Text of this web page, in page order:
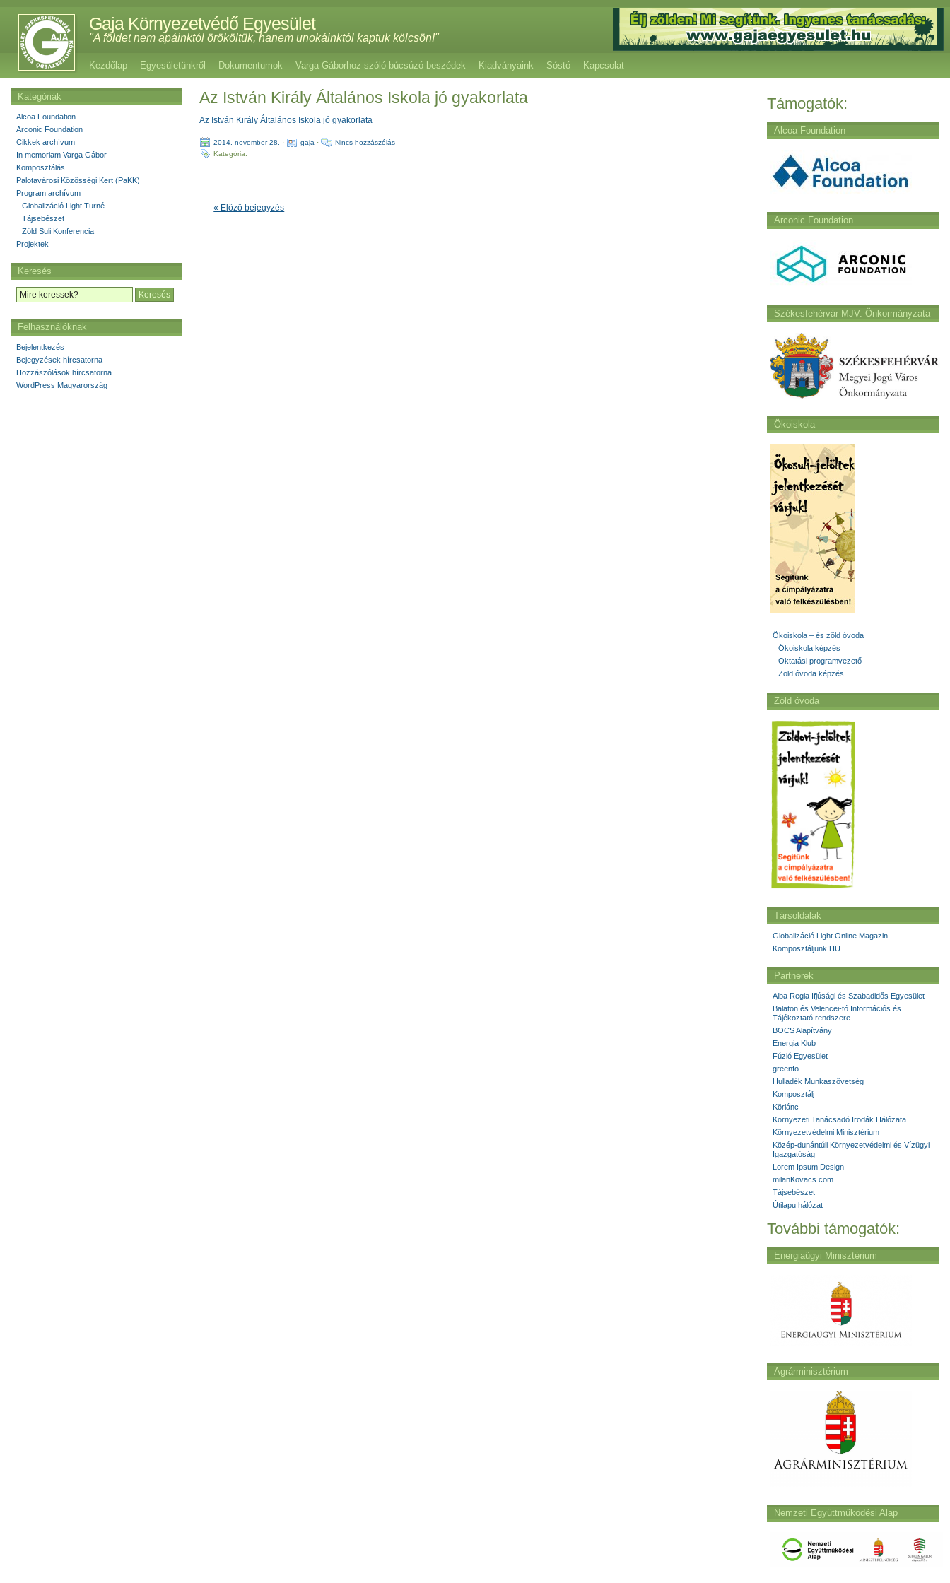
Gaja Környezetvédő Egyesület
"A földet nem apáinktól örököltük, hanem unokáinktól kaptuk kölcsön!"
Kezdőlap Egyesületünkről Dokumentumok Varga Gáborhoz szóló búcsúzó beszédek Kiadványaink Sóstó Kapcsolat
Az István Király Általános Iskola jó gyakorlata
Az István Király Általános Iskola jó gyakorlata
2014. november 28. · gaja ·
Nincs hozzászólás
Kategória:
« Előző bejegyzés
Támogatók:
Alcoa Foundation
Arconic Foundation
Székesfehérvár MJV. Önkormányzata
Ökoiskola
Ökoiskola – és zöld óvoda
Ökoiskola képzés
Oktatási programvezető
Zöld óvoda képzés
Zöld óvoda
Társoldalak
Globalizáció Light Online Magazin
Komposztáljunk!HU
Partnerek
Alba Regia Ifjúsági és Szabadidős Egyesület
Balaton és Velencei-tó Információs és
Tájékoztató rendszere
BOCS Alapítvány
Energia Klub
Fúzió Egyesület
greenfo
Hulladék Munkaszövetség
Komposztálj
Körlánc
Környezeti Tanácsadó Irodák Hálózata
Környezetvédelmi Minisztérium
Közép-dunántúli Környezetvédelmi és Vízügyi
Igazgatóság
Lorem Ipsum Design
milanKovacs.com
Tájsebészet
Útilapu hálózat
További támogatók:
Energiaügyi Minisztérium
Agrárminisztérium
Nemzeti Együttműködési Alap
Kategóriák
Alcoa Foundation
Arconic Foundation
Cikkek archívum
In memoriam Varga Gábor
Komposztálás
Palotavárosi Közösségi Kert (PaKK)
Program archívum
Globalizáció Light Turné
Tájsebészet
Zöld Suli Konferencia
Projektek
Keresés
Felhasználóknak
Bejelentkezés
Bejegyzések hírcsatorna
Hozzászólások hírcsatorna
WordPress Magyarország